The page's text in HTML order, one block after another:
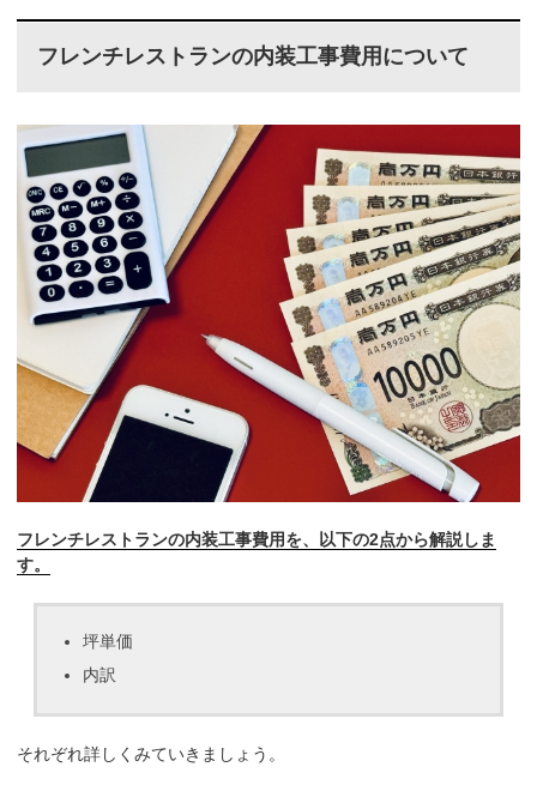
フレンチレストランの内装工事費用について
フレンチレストランの内装工事費用を、以下の2点から解説しま
す。
坪単価
内訳
それぞれ詳しくみていきましょう。